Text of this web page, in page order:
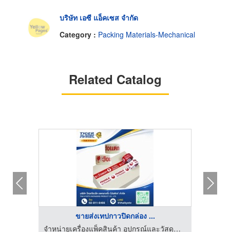
บริษัท เอซี แอ็คเซส จำกัด
Category : Packing Materials-Mechanical
Related Catalog
ขายส่งเทปกาวปิดกล่อง ...
จำหน่ายเครื่องแพ็คสินค้า อุปกรณ์และวัสดุสำหรับงานหีบห่อสินค้า